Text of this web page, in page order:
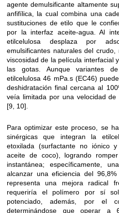
agente demulsificante altamente
anfifílica, la cual combina una
sustituciones de etilo que le
por la interfaz aceite-agua. Al
etilcelulosa desplaza por
emulsificantes naturales del
viscosidad de la película interfacial
las gotas. Aunque variantes
etilcelulosa 46 mPa.s (EC46)
deshidratación final cercana al
veía limitada por una velocidad de
[9, 10].
Para optimizar este proceso, se
sinérgicas que integran la
etoxilada (surfactante no iónico
aceite de coco), logrando
instantánea; específicamente,
alcanzar una eficiencia del
representa una mejora radical
requeriría el polímero por sí
potenciado, además, por el
determinándose que operar a